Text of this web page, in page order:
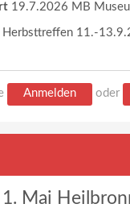
19.7.2026 MB
Herbsttreffen 11.-
Anmelden oder
Mai